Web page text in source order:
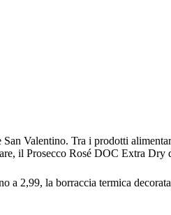
San Valentino. Tra i prodotti
il Prosecco Rosé DOC Extra Dry
a 2,99, la borraccia termica